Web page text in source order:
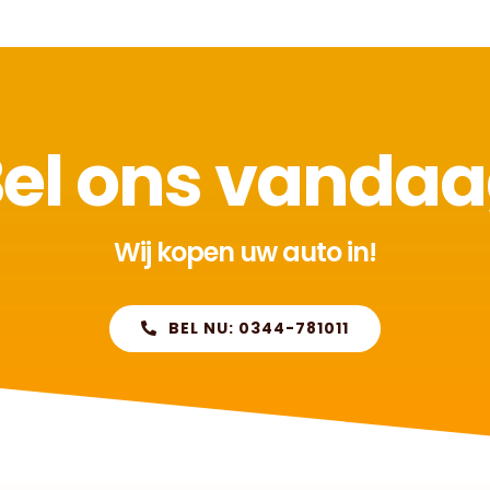
ons
Wij kopen uw auto in!
BEL NU: 0344-781011